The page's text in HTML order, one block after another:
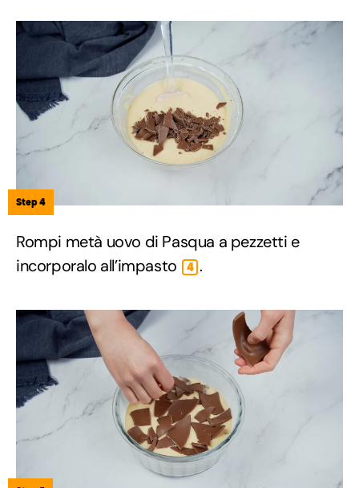
Step 4
Rompi metà uovo di Pasqua a pezzetti e
incorporalo all’impasto
4 .